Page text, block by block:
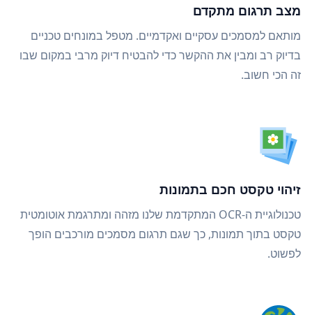
מצב תרגום מתקדם
מותאם למסמכים עסקיים ואקדמיים. מטפל במונחים טכניים
בדיוק רב ומבין את ההקשר כדי להבטיח דיוק מרבי במקום שבו
זה הכי חשוב.
זיהוי טקסט חכם בתמונות
טכנולוגיית ה-OCR המתקדמת שלנו מזהה ומתרגמת אוטומטית
טקסט בתוך תמונות, כך שגם תרגום מסמכים מורכבים הופך
לפשוט.